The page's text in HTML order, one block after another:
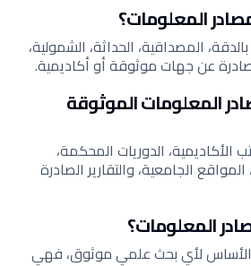
المصداقية، الحداثة، الشمولية،
عن جهات موثوقة أو أكاديمية.
المعلومات الموثوقة
الدوريات المحكمة،
الجامعية، والتقارير الصادرة
لأي بحث علمي موثوق، فهي